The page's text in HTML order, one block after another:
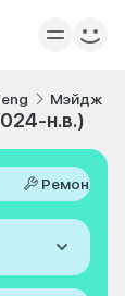
Мэйдж
н.в.)
Ремонт